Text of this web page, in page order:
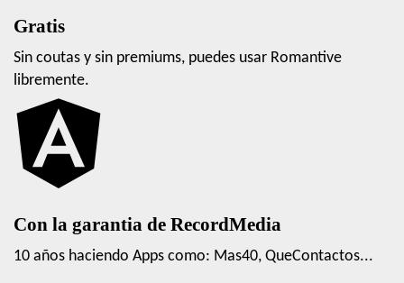
Gratis
Sin coutas y sin premiums, puedes usar Romantive
libremente.
Con la garantia de RecordMedia
10 años haciendo Apps como: Mas40, QueContactos...